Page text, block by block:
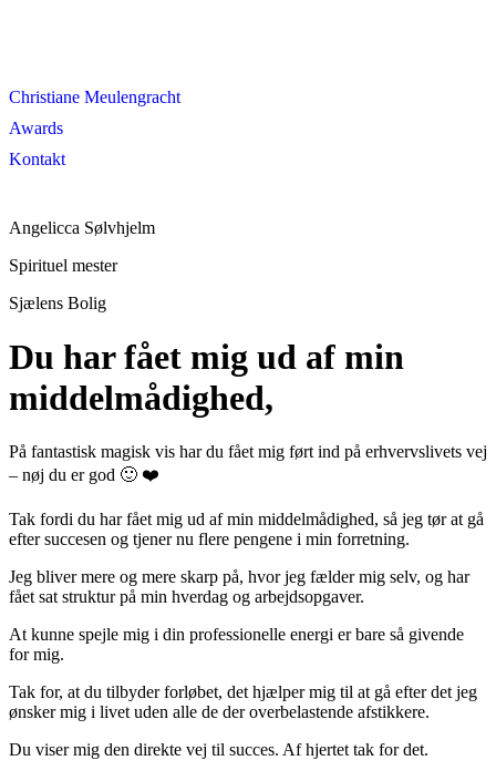
Christiane Meulengracht
Awards
Kontakt
Angelicca Sølvhjelm
Spirituel mester
Sjælens Bolig
Du har fået mig ud af min
middelmådighed,
På fantastisk magisk vis har du fået mig ført ind på erhvervslivets vej
– nøj du er god 🙂 ❤️
Tak fordi du har fået mig ud af min middelmådighed, så jeg tør at gå
efter succesen og tjener nu flere pengene i min forretning.
Jeg bliver mere og mere skarp på, hvor jeg fælder mig selv, og har
fået sat struktur på min hverdag og arbejdsopgaver.
At kunne spejle mig i din professionelle energi er bare så givende
for mig.
Tak for, at du tilbyder forløbet, det hjælper mig til at gå efter det jeg
ønsker mig i livet uden alle de der overbelastende afstikkere.
Du viser mig den direkte vej til succes. Af hjertet tak for det.